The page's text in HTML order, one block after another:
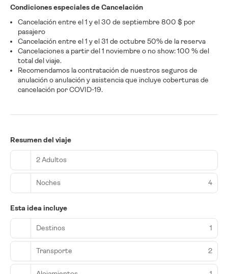
Condiciones especiales de Cancelación
Cancelación entre el 1 y el 30 de septiembre 800 $ por
pasajero
Cancelación entre el 1 y el 31 de octubre 50% de la reserva
Cancelaciones a partir del 1 noviembre o no show: 100 % del
total del viaje.
Recomendamos la contratación de nuestros seguros de
anulación o anulación y asistencia que incluye coberturas de
cancelación por COVID-19.
Resumen del viaje
2 Adultos
Noches 4
Esta idea incluye
Destinos 1
Transporte 2